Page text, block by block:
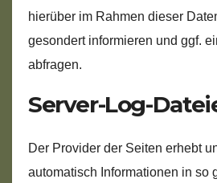
hierüber im Rahmen dieser
gesondert informieren und ggf.
abfragen.
Server-Log-
Der Provider der Seiten erhebt
automatisch Informationen in so